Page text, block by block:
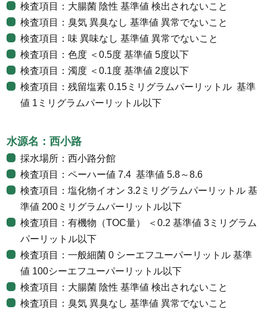
検査項目：大腸菌 陰性 基準値 検出されないこと
検査項目：臭気 異臭なし 基準値 異常でないこと
検査項目：味 異味なし 基準値 異常でないこと
検査項目：色度 ＜0.5度 基準値 5度以下
検査項目：濁度 ＜0.1度 基準値 2度以下
検査項目：残留塩素 0.15ミリグラムパーリットル 基準
値 1ミリグラムパーリットル以下
水源名：西小路
採水場所：西小路分館
検査項目：ペーハー値 7.4 基準値 5.8～8.6
検査項目：塩化物イオン 3.2ミリグラムパーリットル 基
準値 200ミリグラムパーリットル以下
検査項目：有機物（TOC量） ＜0.2 基準値 3ミリグラム
パーリットル以下
検査項目：一般細菌 0 シーエフユーパーリットル 基準
値 100シーエフユーパーリットル以下
検査項目：大腸菌 陰性 基準値 検出されないこと
検査項目：臭気 異臭なし 基準値 異常でないこと